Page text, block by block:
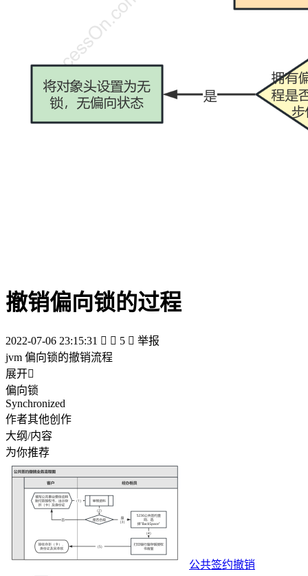
撤销偏向锁的过程
2022-07-06 23:15:31   5  举报
jvm 偏向锁的撤销流程
展开
偏向锁
Synchronized
作者其他创作
大纲/内容
为你推荐
公共签约撤销